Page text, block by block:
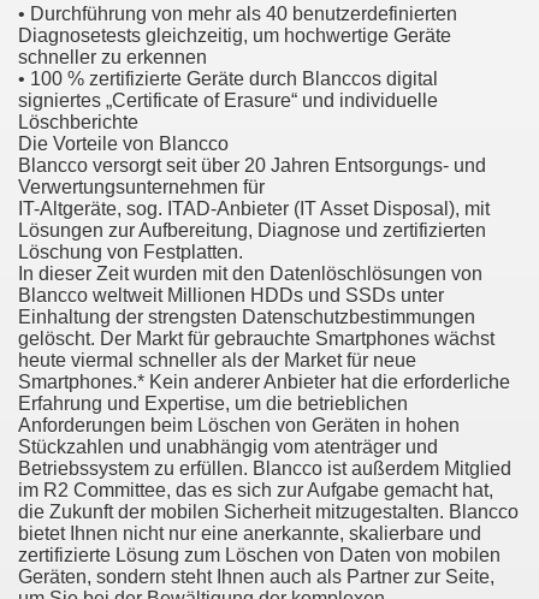
• Durchführung von mehr als 40 benutzerdefinierten
Diagnosetests gleichzeitig, um hochwertige Geräte
schneller zu erkennen
• 100 % zertifizierte Geräte durch Blanccos digital
signiertes „Certificate of Erasure“ und individuelle
Löschberichte
Die Vorteile von Blancco
Blancco versorgt seit über 20 Jahren Entsorgungs- und
Verwertungsunternehmen für
IT-Altgeräte, sog. ITAD-Anbieter (IT Asset Disposal), mit
Lösungen zur Aufbereitung, Diagnose und zertifizierten
Löschung von Festplatten.
In dieser Zeit wurden mit den Datenlöschlösungen von
Blancco weltweit Millionen HDDs und SSDs unter
Einhaltung der strengsten Datenschutzbestimmungen
gelöscht. Der Markt für gebrauchte Smartphones wächst
heute viermal schneller als der Market für neue
Smartphones.* Kein anderer Anbieter hat die erforderliche
Erfahrung und Expertise, um die betrieblichen
Anforderungen beim Löschen von Geräten in hohen
Stückzahlen und unabhängig vom atenträger und
Betriebssystem zu erfüllen. Blancco ist außerdem Mitglied
im R2 Committee, das es sich zur Aufgabe gemacht hat,
die Zukunft der mobilen Sicherheit mitzugestalten. Blancco
bietet Ihnen nicht nur eine anerkannte, skalierbare und
zertifizierte Lösung zum Löschen von Daten von mobilen
Geräten, sondern steht Ihnen auch als Partner zur Seite,
Of Tips
Digital Advertising and Marketing Agency 3285
3264
Umzugspartner